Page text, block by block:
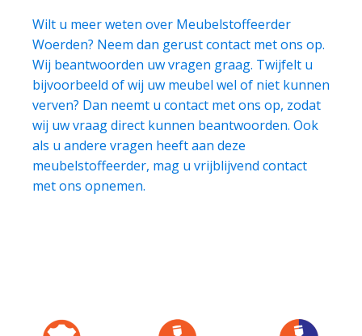
Wilt u meer weten over Meubelstoffeerder
Woerden? Neem dan gerust contact met ons op.
Wij beantwoorden uw vragen graag. Twijfelt u
bijvoorbeeld of wij uw meubel wel of niet kunnen
verven? Dan neemt u contact met ons op, zodat
wij uw vraag direct kunnen beantwoorden. Ook
als u andere vragen heeft aan deze
meubelstoffeerder, mag u vrijblijvend contact
met ons opnemen.